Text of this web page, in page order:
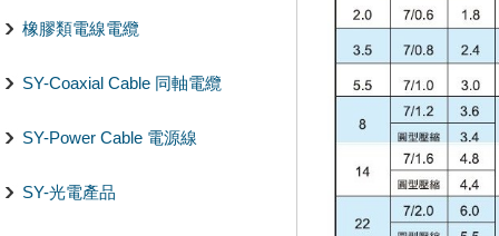
橡膠類電線電纜
SY-Coaxial Cable 同軸電纜
SY-Power Cable 電源線
SY-光電產品